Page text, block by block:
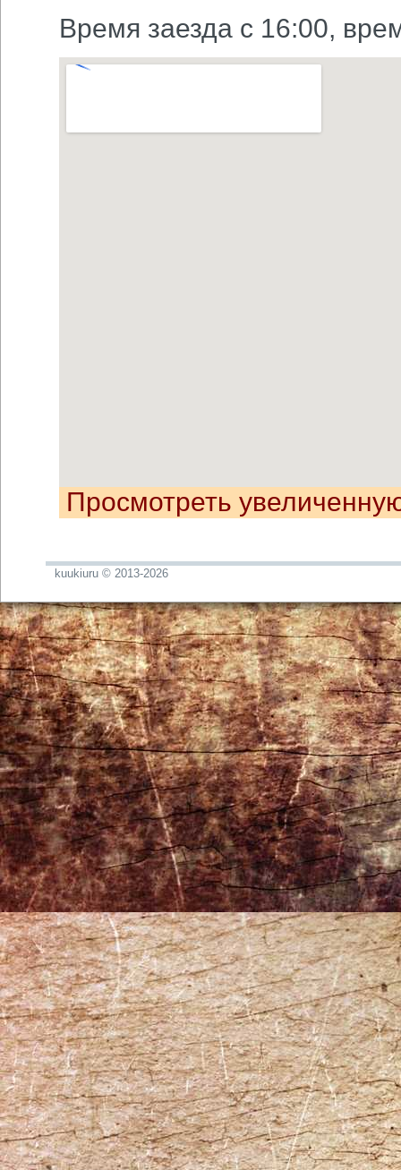
Время заезда с 16:00,
Просмотреть
kuukiuru © 2013-2026